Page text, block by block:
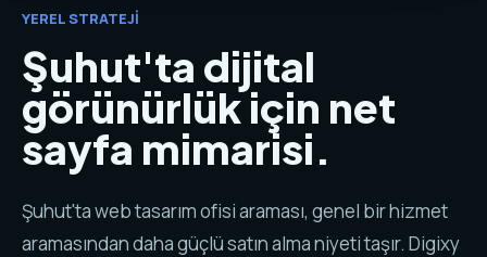
YEREL STRATEJI
Şuhut'ta dijital
görünürlük için net
sayfa mimarisi.
Şuhut'ta web tasarım ofisi araması, genel bir hizmet
aramasından daha güçlü satın alma niyeti taşır. Digixy